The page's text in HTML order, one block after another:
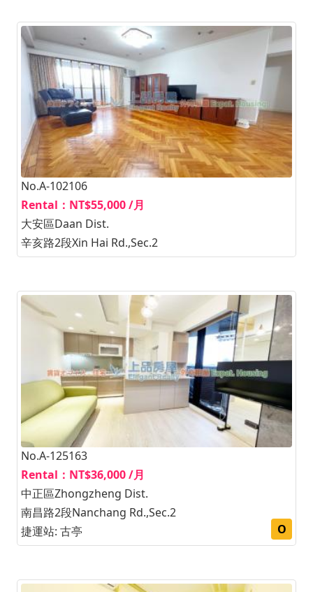
No.A-102106
Rental：NT$55,000 /月
大安區Daan Dist.
辛亥路2段Xin Hai Rd.,Sec.2
No.A-125163
Rental：NT$36,000 /月
中正區Zhongzheng Dist.
南昌路2段Nanchang Rd.,Sec.2
捷運站: 古亭
O